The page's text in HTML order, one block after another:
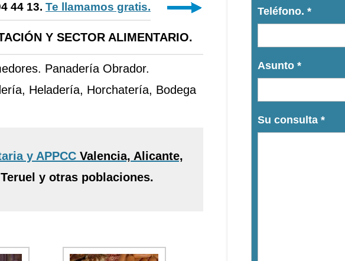
44 13. Te llamamos gratis.
Y SECTOR ALIMENTARIO.
Panadería Obrador.
Heladería, Horchatería, Bodega
y APPCC Valencia, Alicante,
y otras poblaciones.
Teléfono. *
Asunto *
Su consulta *